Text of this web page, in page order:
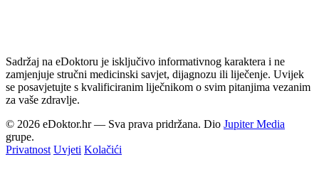
Sadržaj na eDoktoru je isključivo informativnog karaktera i ne
zamjenjuje stručni medicinski savjet, dijagnozu ili liječenje. Uvijek
se posavjetujte s kvalificiranim liječnikom o svim pitanjima vezanim
za vaše zdravlje.
© 2026 eDoktor.hr — Sva prava pridržana. Dio Jupiter Media
grupe.
Privatnost Uvjeti Kolačići